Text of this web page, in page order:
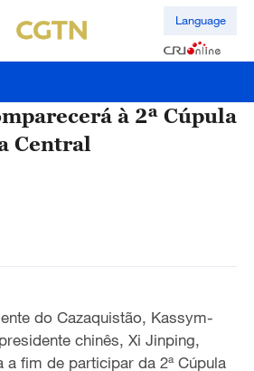
Language
à 2ª Cúpula
Central
do Cazaquistão, Kassym-
chinês, Xi Jinping,
a fim de participar da 2ª Cúpula